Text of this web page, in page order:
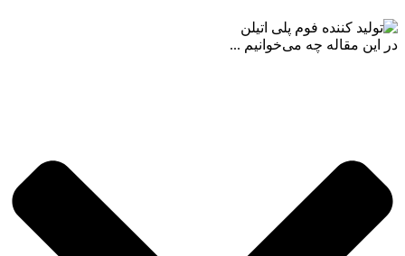
در این مقاله چه می‌خوانیم ...